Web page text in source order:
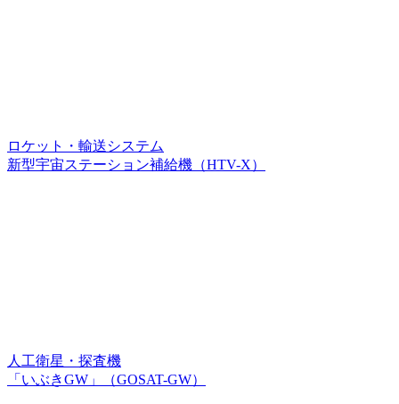
ロケット・輸送システム
新型宇宙ステーション補給機（HTV-X）
人工衛星・探査機
「いぶきGW」（GOSAT-GW）